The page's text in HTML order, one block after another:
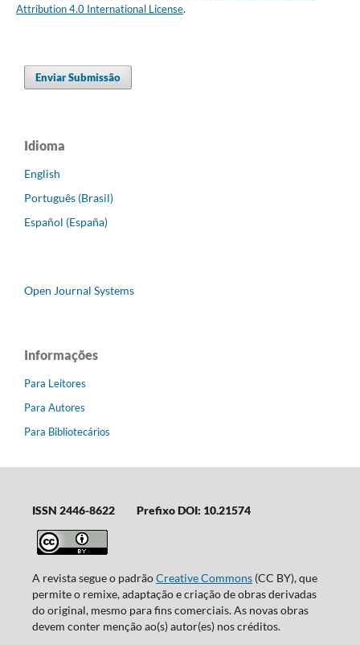
Attribution 4.0 International License.
Enviar Submissão
Idioma
English
Português (Brasil)
Español (España)
Open Journal Systems
Informações
Para Leitores
Para Autores
Para Bibliotecários
ISSN 2446-8622 Prefixo DOI: 10.21574
A revista segue o padrãoCreative Commons(CC BY), que
permite o remixe, adaptação e criação de obras derivadas
do original, mesmo para fins comerciais. As novas obras
devem conter menção ao(s) autor(es) nos créditos.